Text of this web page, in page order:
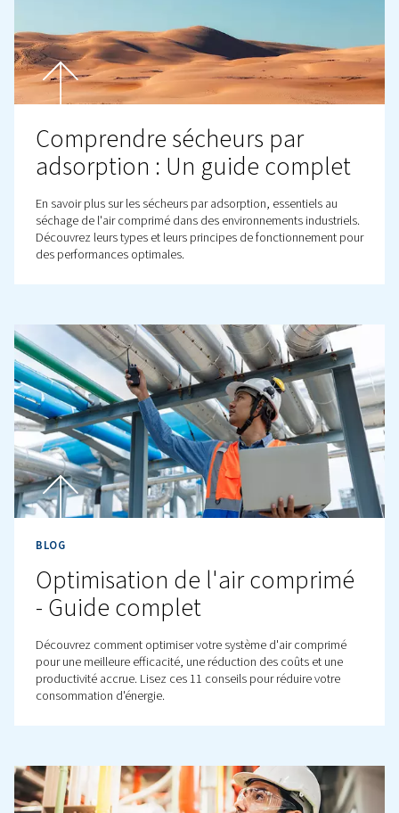
Compresseurs à pistons et compresseurs à vis en
comparez leurs avantages, leurs inconvénients et leurs
applications pour choisir la meilleure option pour vos
spécifiques.
BLOG
Présentation des unités
pression, capacité, et bien
encore
En savoir plus sur les unités d'air comprimé, y compris
pression, capacité et problèmes courants. Optimisez